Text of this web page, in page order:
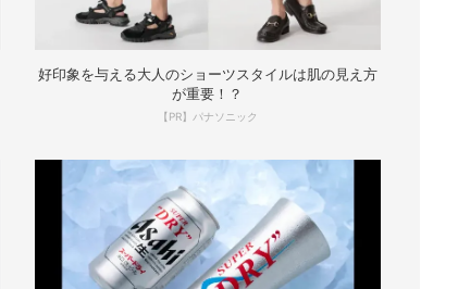
好印象を与える大人のショーツスタイルは肌の見え方
が重要！？
【PR】パナソニック